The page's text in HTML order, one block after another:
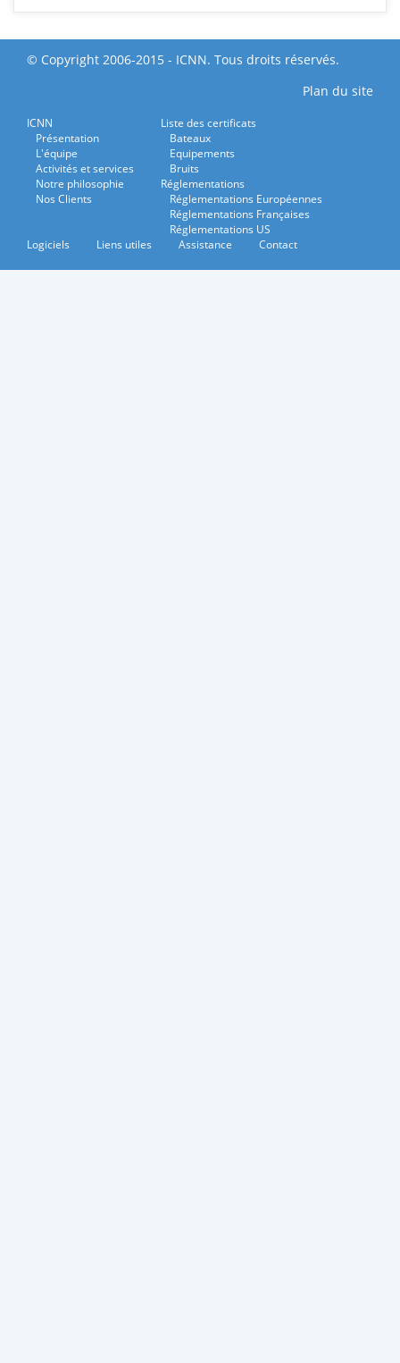
© Copyright 2006-2015 - ICNN. Tous droits réservés.
Plan du site
ICNN
Présentation
L'équipe
Activités et services
Notre philosophie
Nos Clients
Liste des certificats
Bateaux
Equipements
Bruits
Réglementations
Réglementations Européennes
Réglementations Françaises
Réglementations US
Logiciels
Liens utiles Assistance Contact